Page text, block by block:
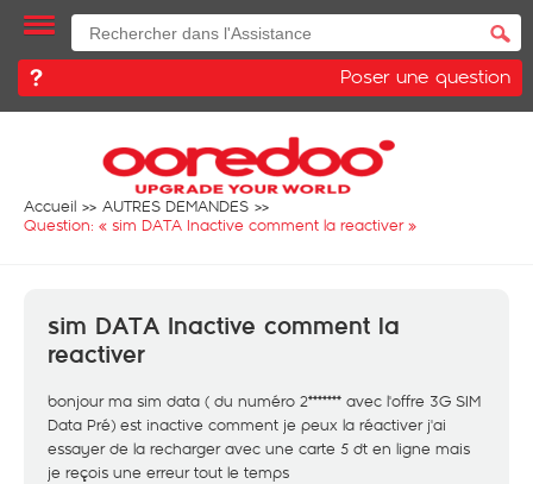
Poser une question
Accueil
AUTRES DEMANDES
Question: « sim DATA Inactive comment la reactiver»
sim DATA Inactive comment la
reactiver
bonjour ma sim data ( du numéro 2******* avec l'offre 3G SIM
Data Pré) est inactive comment je peux la réactiver j'ai
essayer de la recharger avec une carte 5 dt en ligne mais
je reçois une erreur tout le temps